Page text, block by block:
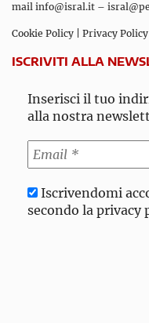
mail info@isral.it –
Cookie Policy Privacy Policy
ISCRIVITI ALLA
Inserisci il tuo
alla nostra
Iscrivendomi
secondo la privacy